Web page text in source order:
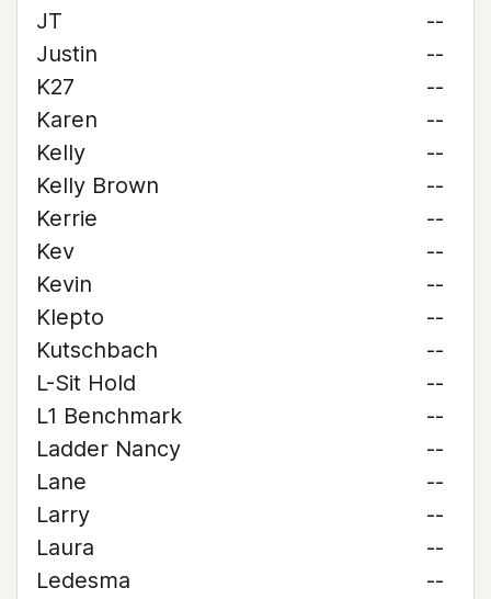
JT
--
Justin
--
K27
--
Karen
--
Kelly
--
Kelly Brown
--
Kerrie
--
Kev
--
Kevin
--
Klepto
--
Kutschbach
--
L-Sit Hold
--
L1 Benchmark
--
Ladder Nancy
--
Lane
--
Larry
--
Laura
--
Ledesma
--